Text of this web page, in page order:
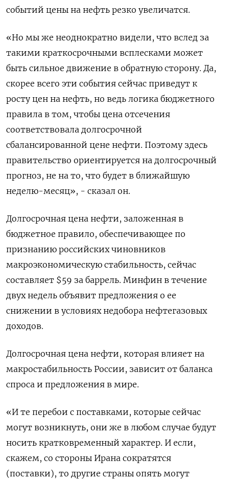
событий цены на нефть резко ‌увеличатся.
«Но мы же неоднократно видели, что вслед за
такими краткосрочными всплесками может
быть сильное движение в обратную сторону. Да,
скорее всего эти события ​сейчас приведут к
росту цен на нефть, но ведь логика бюджетного
правила в том, чтобы цена отсечения
соответствовала долгосрочной
сбалансированной цене ‌нефти. Поэтому здесь
правительство ориентируется на долгосрочный
прогноз, не на то, что будет в ближайшую
неделю-месяц», - сказал он.
Долгосрочная цена нефти, заложенная ​в
бюджетное правило, обеспечивающее по
признанию российских чиновников
макроэкономическую стабильность, сейчас
составляет $59 за баррель. Минфин в течение
двух недель объявит предложения о ‌ее
снижении в условиях недобора нефтегазовых
доходов.
Долгосрочная цена нефти, которая влияет на
макростабильность России, зависит от баланса
спроса и предложения в мире.
«И те перебои с поставками, которые сейчас
могут возникнуть, они же в любом случае будут ​
носить кратковременный характер. И если,
скажем, ​со стороны Ирана сократятся
(поставки), то ‌другие страны опять могут